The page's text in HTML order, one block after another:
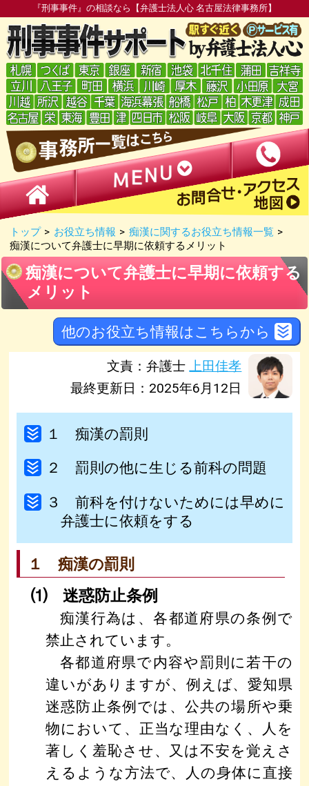
『刑事事件』の相談なら【弁護士法人心 名古屋法律事務所】
トップ > お役立ち情報 > 痴漢に関するお役立ち情報一覧 >
痴漢について弁護士に早期に依頼するメリット
痴漢について弁護士に早期に依頼する
メリット
他のお役立ち情報はこちらから
文責：弁護士上田佳孝
最終更新日：2025年6月12日
１ 痴漢の罰則
２ 罰則の他に生じる前科の問題
３ 前科を付けないためには早めに
弁護士に依頼をする
１ 痴漢の罰則
⑴ 迷惑防止条例
痴漢行為は、各都道府県の条例で
禁止されています。
各都道府県で内容や罰則に若干の
違いがありますが、例えば、愛知県
迷惑防止条例では、公共の場所や乗
物において、正当な理由なく、人を
著しく羞恥させ、又は不安を覚えさ
えるような方法で、人の身体に直接